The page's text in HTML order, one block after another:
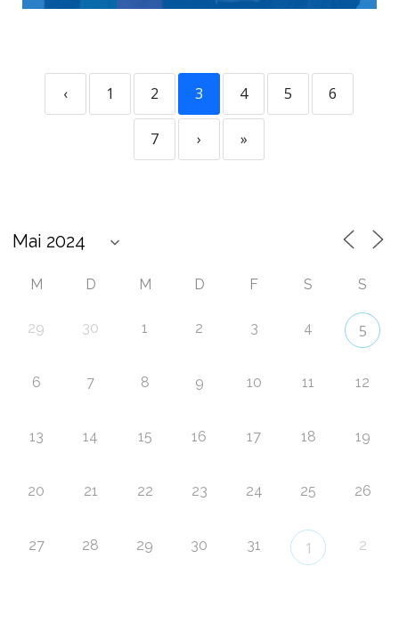
‹ 1 2 3 4 5 6
7 › »
M D M D F S S
29 30 1 2 3 4 5
6 7 8 9 10 11 12
13 14 15 16 17 18 19
20 21 22 23 24 25 26
27 28 29 30 31 1 2